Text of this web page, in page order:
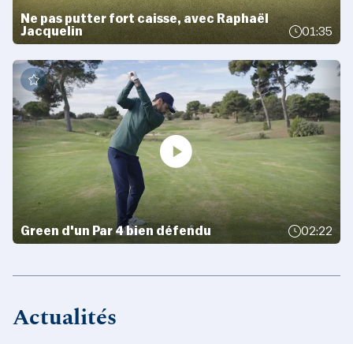
Ne pas putter fort caisse, avec Raphaël
Jacquelin
01:35
Green d'un Par 4 bien défendu 02:22
Actualités